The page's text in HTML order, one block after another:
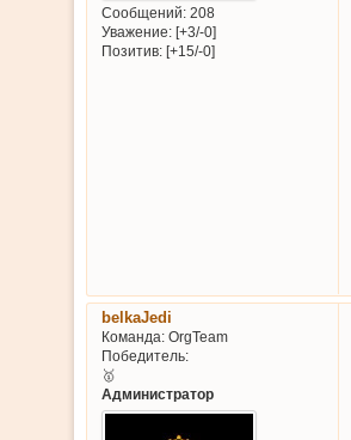
Сообщений:208
Уважение: [+3/-0]
Позитив: [+15/-0]
belkaJedi
Команда:OrgTeam
Победитель:
🥇
Администратор